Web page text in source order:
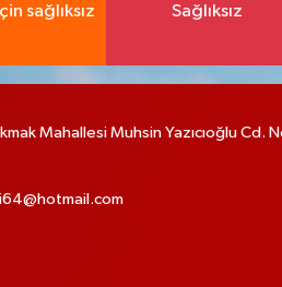
sağlıksız Sağlıksız
Mahallesi Muhsin Yazıcıoğlu Cd.